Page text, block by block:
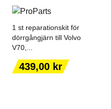
1 st reparationskit för
dörrgångjärn till Volvo
V70,...
Pris
439,00 kr
LÄGG TILL I